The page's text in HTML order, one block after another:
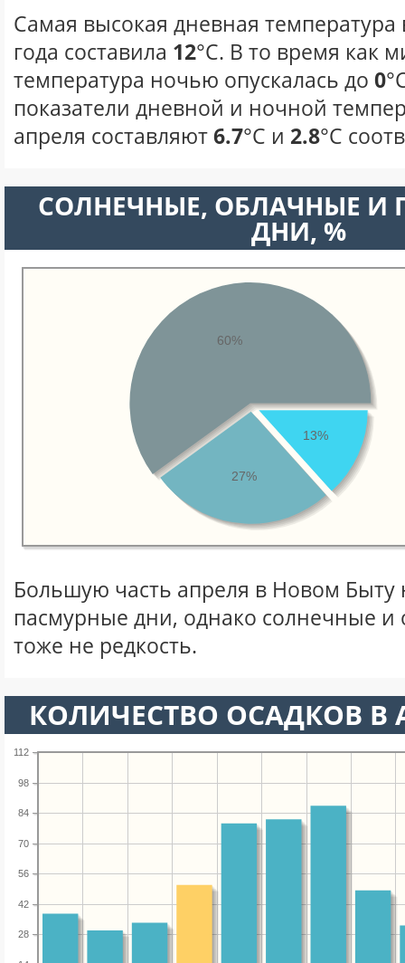
Самая высокая дневная температура
года составила 12°С. В то время как
температура ночью опускалась до 0
показатели дневной и ночной
апреля составляют6.7°С и 2.8°С
CОЛНЕЧНЫЕ, ОБЛАЧНЫЕ И
ДНИ, %
13%
27%
60%
Большую часть апреля в Новом Быту
пасмурные дни, однако солнечные
тоже не редкость.
КОЛИЧЕСТВО ОСАДКОВ В
28
42
56
70
84
98
112